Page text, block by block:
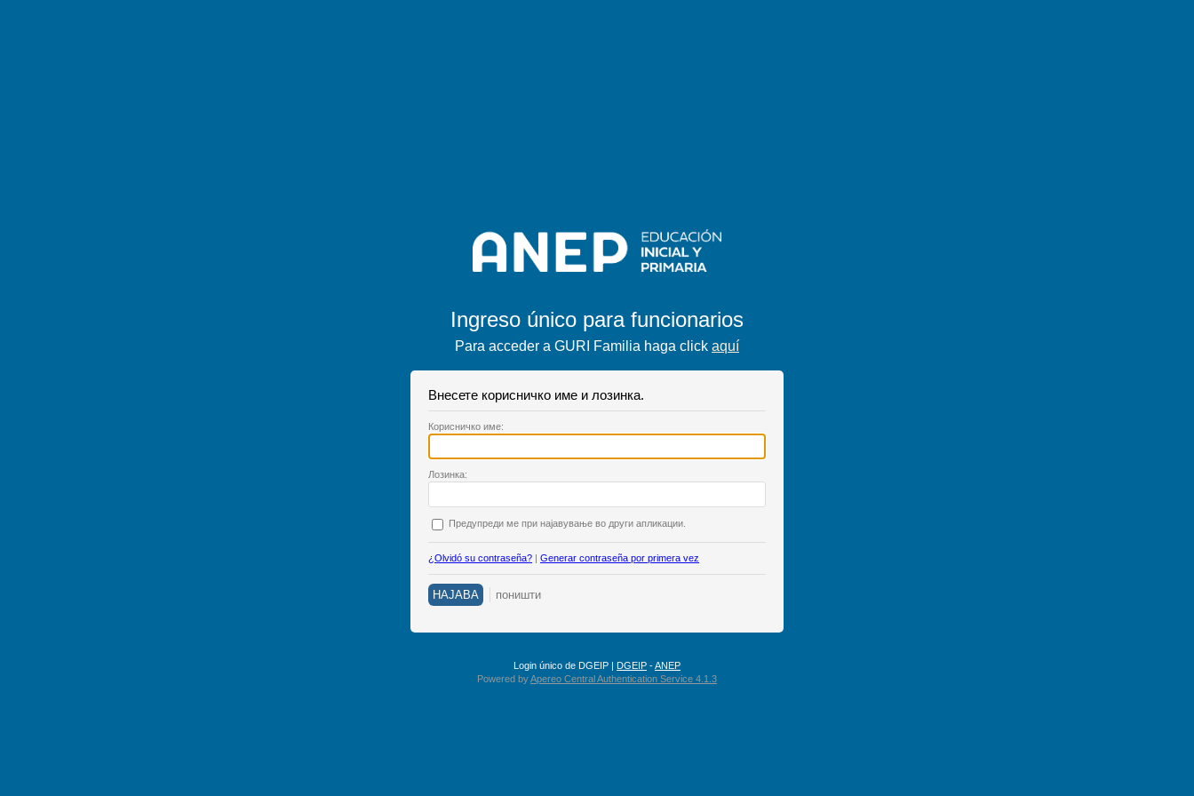
Ingreso único para funcionarios
Para acceder a GURI Familia haga click aquí
Внесете корисничко име и лозинка.
Корисничко име:
Лозинка:
Предупреди ме при најавување во други апликации.
¿Olvidó su contraseña? | Generar contraseña por primera vez
Login único de DGEIP | DGEIP -ANEP
Powered byApereo Central Authentication Service 4.1.3